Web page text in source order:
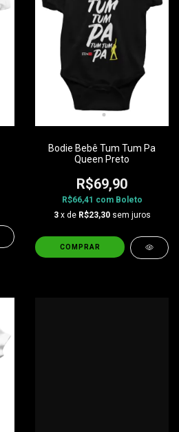
Bodie Bebê Tum Tum Pa
Queen Preto
R$69,90
R$66,41 com Boleto
3 x de R$23,30 sem juros
COMPRAR